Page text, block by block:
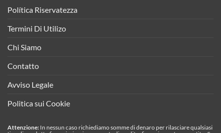
Política Riservatezza
Termini Di Utilizo
Chi Siamo
Contatto
Avviso Legale
Politica sui Cookie
Attenzione: In nessun caso richiediamo somme di denaro per rilasciare qualsiasi